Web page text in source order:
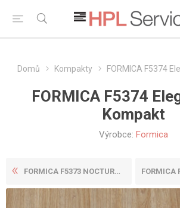
Domů Kompakty FORMICA F5374
FORMICA F5374
Kompakt
Výrobce: Formica
FORMICA F5373 NOCTURNE WOOD... FORMICA